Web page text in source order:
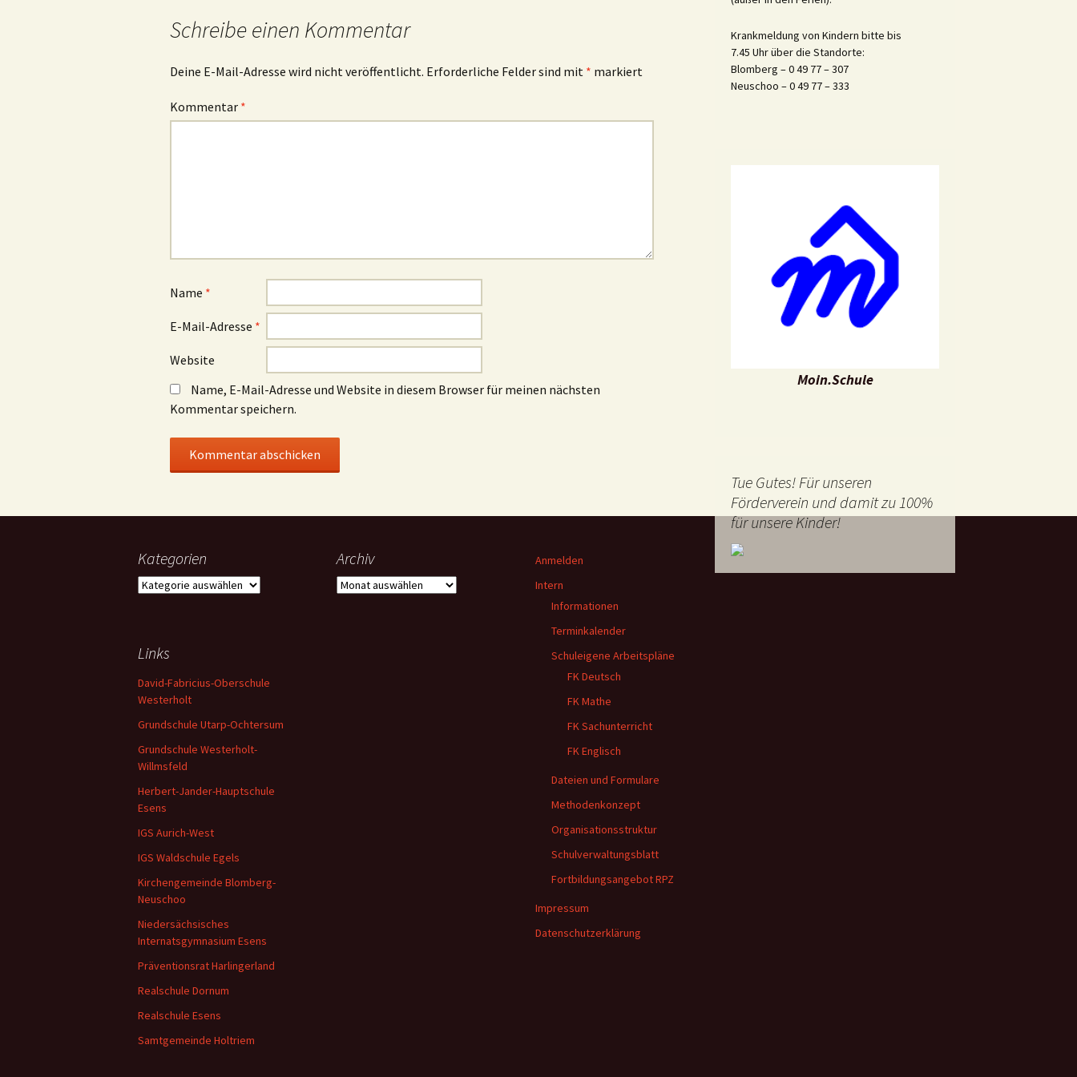
Schreibe einen Kommentar
Deine E-Mail-Adresse wird nicht veröffentlicht. Erforderliche Felder sind mit * markiert
Kommentar *
Name *
E-Mail-Adresse *
Website
Name, E-Mail-Adresse und Website in diesem Browser für meinen nächsten
Kommentar speichern.
Krankmeldung von Kindern bitte bis
7.45 Uhr über die Standorte:
Blomberg – 0 49 77 – 307
Neuschoo – 0 49 77 – 333
Moin.Schule
Tue Gutes! Für unseren
Förderverein und damit zu 100%
für unsere Kinder!
Kategorien
Kategorien
Archiv
Archiv
Anmelden
Intern
Informationen
Terminkalender
Schuleigene Arbeitspläne
FK Deutsch
FK Mathe
FK Sachunterricht
FK Englisch
Dateien und Formulare
Methodenkonzept
Organisationsstruktur
Schulverwaltungsblatt
Fortbildungsangebot RPZ
Impressum
Datenschutzerklärung
Links
David-Fabricius-Oberschule
Westerholt
Grundschule Utarp-Ochtersum
Grundschule Westerholt-
Willmsfeld
Herbert-Jander-Hauptschule
Esens
IGS Aurich-West
IGS Waldschule Egels
Kirchengemeinde Blomberg-
Neuschoo
Niedersächsisches
Internatsgymnasium Esens
Präventionsrat Harlingerland
Realschule Dornum
Realschule Esens
Samtgemeinde Holtriem